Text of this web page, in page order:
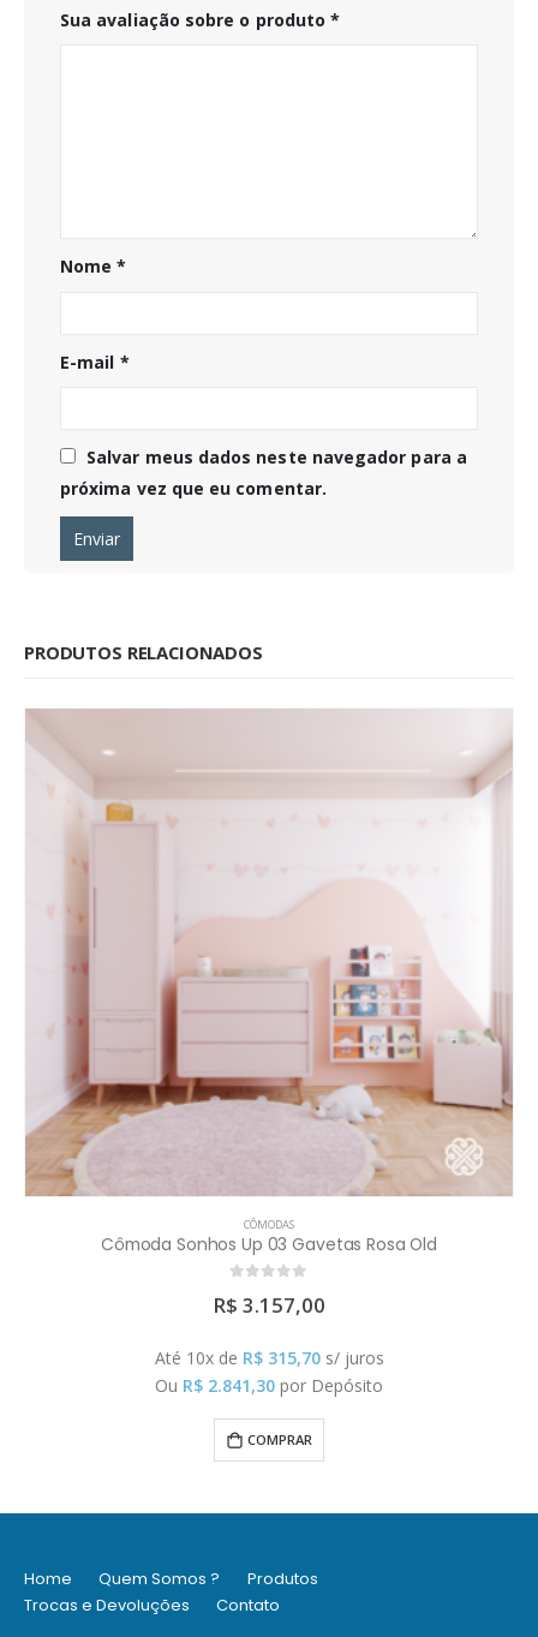
Sua avaliação sobre o produto*
Nome*
E-mail *
Salvar meus dados neste navegador para a
próxima vez que eu comentar.
PRODUTOS RELACIONADOS
CÔMODAS
Cômoda Sonhos Up 03 Gavetas Rosa Old
R$ 3.157,00
Até 10x de R$315,70 s/ juros
Ou R$ 2.841,30 por Depósito
COMPRAR
Home Quem Somos ?
Produtos
Trocas e Devoluções
Contato